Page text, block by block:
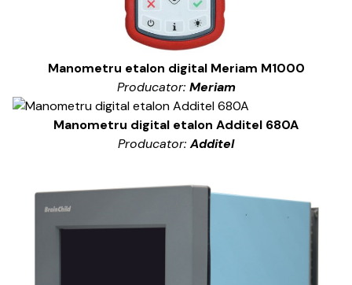
Manometru etalon digital Meriam M1000
Producator: Meriam
Manometru digital etalon Additel 680A
Producator:Additel